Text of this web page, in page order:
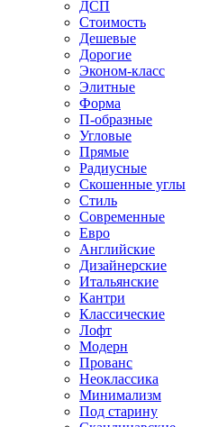
ДСП
Стоимость
Дешевые
Дорогие
Эконом-класс
Элитные
Форма
П-образные
Угловые
Прямые
Радиусные
Скошенные углы
Стиль
Современные
Евро
Английские
Дизайнерские
Итальянские
Кантри
Классические
Лофт
Модерн
Прованс
Неоклассика
Минимализм
Под старину